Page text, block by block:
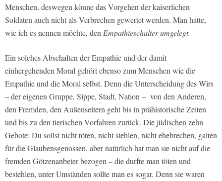
Menschen, deswegen könne das Vorgehen der kaiserlichen
Soldaten auch nicht als Verbrechen gewertet werden. Man hatte,
wie ich es nennen möchte, denEmpathieschalter umgelegt.
Ein solches Abschalten der Empathie und der damit
einhergehenden Moral gehört ebenso zum Menschen wie die
Empathie und die Moral selbst. Denn die Unterscheidung des Wirs
– der eigenen Gruppe, Sippe, Stadt, Nation – von den Anderen,
den Fremden, den Außenseitern geht bis in prähistorische Zeiten
und bis zu den tierischen Vorfahren zurück. Die jüdischen zehn
Gebote: Du sollst nicht töten, nicht stehlen, nicht ehebrechen, galten
für die Glaubensgenossen, aber natürlich hat man sie nicht auf die
fremden Götzenanbeter bezogen – die durfte man töten und
bestehlen, unter Umständen sollte man es sogar. Denn sie waren